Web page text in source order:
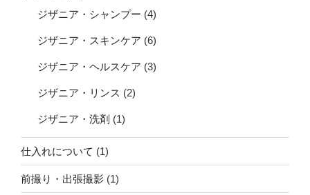
ジザニア・シャンプー (4)
ジザニア・スキンケア (6)
ジザニア・ヘルスケア (3)
ジザニア・リンス (2)
ジザニア・洗剤 (1)
仕入れについて (1)
前撮り・出張撮影 (1)